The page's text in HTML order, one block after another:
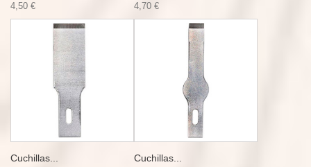
4,50 € 4,70 €
Cuchillas... Cuchillas...